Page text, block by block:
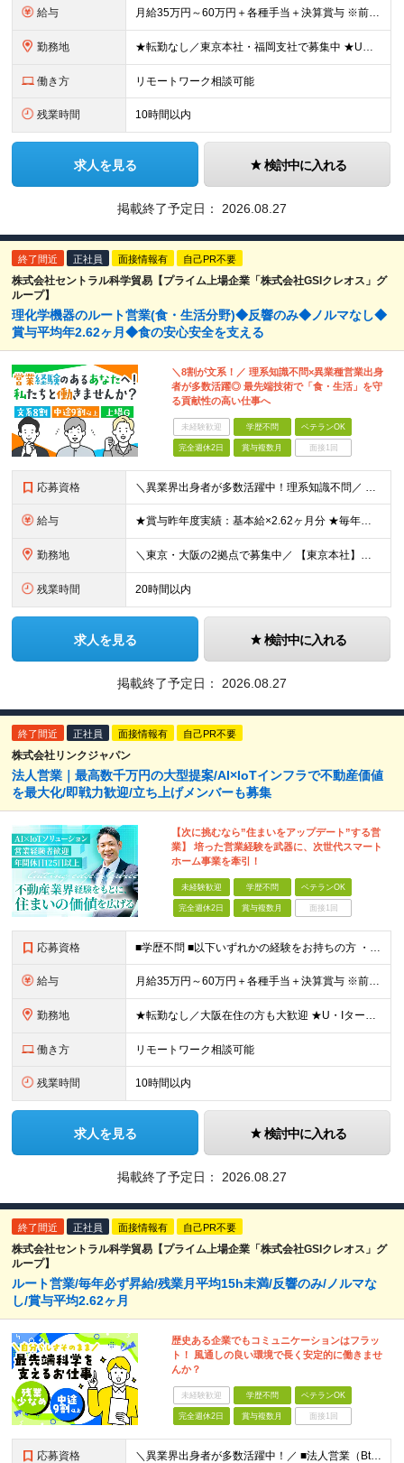
給与 月給35万円～60万円＋各種手当＋決算賞与 ※前職給与や経験・スキルを考慮の上、決定いたします。 ※3ヶ月の試用期間あり（期間中は契約社員雇用、給与等条件の変動なし）。 ※年齢や入社年数に関係なく、
勤務地 ★転勤なし／東京本社・福岡支社で募集中 ★U・Iターン歓迎 ▼東京本社 東京都港区芝浦2-17-12 第四田町ビル2F/3F ▼福岡支店 福岡県福岡市博多区博多駅東2-9-5 池松ビル3F/4F
働き方 リモートワーク相談可能
残業時間 10時間以内
求人を見る 検討中に入れる
掲載終了予定日： 2026.08.27
終了間近 正社員 面接情報有 自己PR不要
株式会社セントラル科学貿易【プライム上場企業「株式会社GSIクレオス」グ
ループ】
理化学機器のルート営業(食・生活分野)◆反響のみ◆ノルマなし◆
賞与平均年2.62ヶ月◆食の安心安全を支える
＼8割が文系！／ 理系知識不問×異業種営業出身
者が多数活躍◎ 最先端技術で「食・生活」を守
る貢献性の高い仕事へ
未経験歓迎 学歴不問 ベテランOK
完全週休2日 賞与複数月 面接1回
応募資格 ＼異業界出身者が多数活躍中！理系知識不問／ ■法人営業（BtoB）の経験をお持ちの方 ■普通自動車免許（AT限定可）をお持ちの方※入社までの取得可 ※学歴不問 ～求める人物像について～ ・明るく礼儀
給与 ★賞与昨年度実績：基本給×2.62ヶ月分 ★毎年必ず昇給する経験給制度あり！ ■月給：23万5000円〜45万円＋賞与年2回 ※経験・スキルを考慮し、当社規定の「バンド（等級）」に合わせて決定します
勤務地 ＼東京・大阪の2拠点で募集中／ 【東京本社】東京都江東区亀戸1-28-6 【大阪支店】大阪府大阪市東淀川区東中島1-13-25 ※ご希望の勤務地を考慮します。当面転勤は想定していません。 ご本人の希
残業時間 20時間以内
求人を見る 検討中に入れる
掲載終了予定日： 2026.08.27
終了間近 正社員 面接情報有 自己PR不要
株式会社リンクジャパン
法人営業｜最高数千万円の大型提案/AI×IoTインフラで不動産価値
を最大化/即戦力歓迎/立ち上げメンバーも募集
【次に挑むなら”住まいをアップデート”する営
業】 培った営業経験を武器に、次世代スマート
ホーム事業を牽引！
未経験歓迎 学歴不問 ベテランOK
完全週休2日 賞与複数月 面接1回
応募資格 ■学歴不問 ■以下いずれかの経験をお持ちの方 ・法人営業経験がある方（最低5年以上） ・不動産業界経験があり、大阪支店の立ち上げに挑戦したい方（営業未経験でもOKです） ～このような方にオススメです
給与 月給35万円～60万円＋各種手当＋決算賞与 ※前職給与や経験・スキルを考慮の上、決定いたします。 ※3ヶ月の試用期間あり（期間中は契約社員雇用、給与等条件の変動なし）。 ※年齢や入社年数に関係なく、
勤務地 ★転勤なし／大阪在住の方も大歓迎 ★U・Iターン歓迎 ▼東京本社 東京都港区芝浦2-17-12 第四田町ビル2F/3F ▼福岡支店 福岡県福岡市博多区博多駅東2-9-5 池松ビル3F/4F ▼大
働き方 リモートワーク相談可能
残業時間 10時間以内
求人を見る 検討中に入れる
掲載終了予定日： 2026.08.27
終了間近 正社員 面接情報有 自己PR不要
株式会社セントラル科学貿易【プライム上場企業「株式会社GSIクレオス」グ
ループ】
ルート営業/毎年必ず昇給/残業月平均15h未満/反響のみ/ノルマな
し/賞与平均2.62ヶ月
歴史ある企業でもコミュニケーションはフラッ
ト！ 風通しの良い環境で長く安定的に働きませ
んか？
未経験歓迎 学歴不問 ベテランOK
完全週休2日 賞与複数月 面接1回
応募資格 ＼異業界出身者が多数活躍中！／ ■法人営業（BtoB）の経験をお持ちの方 ■普通自動車免許（AT限定可）をお持ちの方※入社までの取得可 ■理系のバックグラウンドをお持ちの方 （バイオサイエンスや自然科